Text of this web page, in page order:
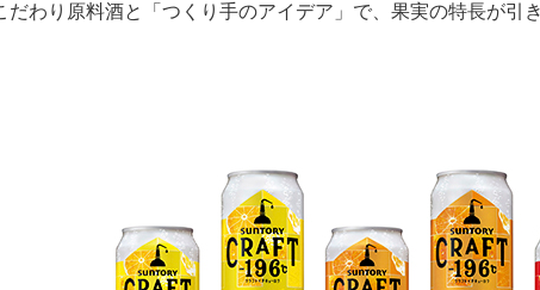
わり原料酒と「つくり手のアイデア」で、果実の特長が